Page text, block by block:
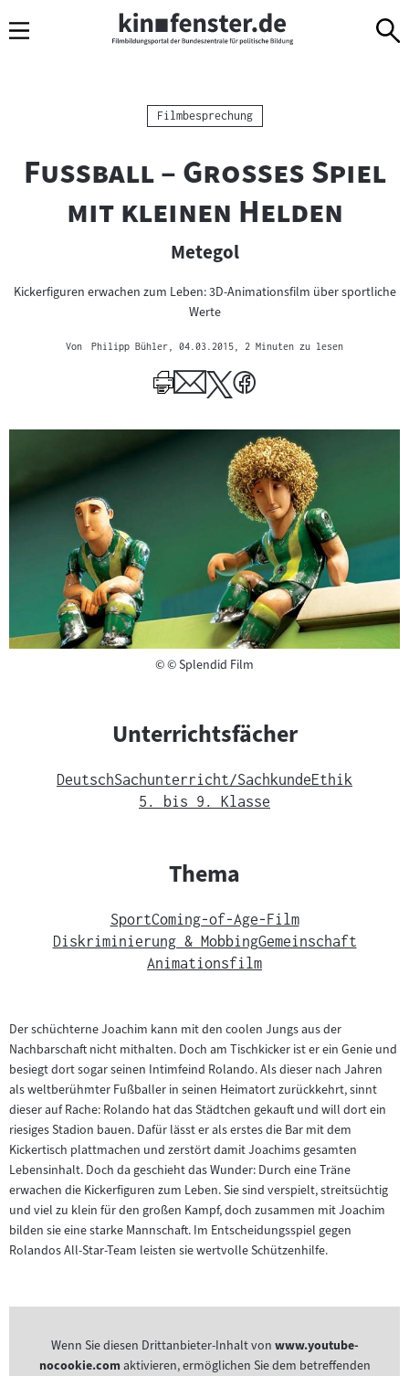
Navigation
zum
zur
Kategorie:
Filmbesprechung
"
Fußball – Großes Spiel
mit kleinen Helden
Metegol
Kickerfiguren erwachen zum Leben: 3D-Animationsfilm über sportliche
Werte
Von Philipp Bühler , 04.03.2015 , 2 Minuten zu lesen
©Copyright
© Splendid Film
Unterrichtsfächer
DeutschSachunterricht/SachkundeEthik
5. bis 9. Klasse
Thema
SportComing-of-Age-Film
Diskriminierung & MobbingGemeinschaft
Animationsfilm
Der schüchterne Joachim kann mit den coolen Jungs aus der
Nachbarschaft nicht mithalten. Doch am Tischkicker ist er ein Genie und
besiegt dort sogar seinen Intimfeind Rolando. Als dieser nach Jahren
als weltberühmter Fußballer in seinen Heimatort zurückkehrt, sinnt
dieser auf Rache: Rolando hat das Städtchen gekauft und will dort ein
riesiges Stadion bauen. Dafür lässt er als erstes die Bar mit dem
Kickertisch plattmachen und zerstört damit Joachims gesamten
Lebensinhalt. Doch da geschieht das Wunder: Durch eine Träne
erwachen die Kickerfiguren zum Leben. Sie sind verspielt, streitsüchtig
und viel zu klein für den großen Kampf, doch zusammen mit Joachim
bilden sie eine starke Mannschaft. Im Entscheidungsspiel gegen
Rolandos All-Star-Team leisten sie wertvolle Schützenhilfe.
Wenn Sie diesen Drittanbieter-Inhalt von www.youtube-
nocookie.comaktivieren, ermöglichen Sie dem betreffenden